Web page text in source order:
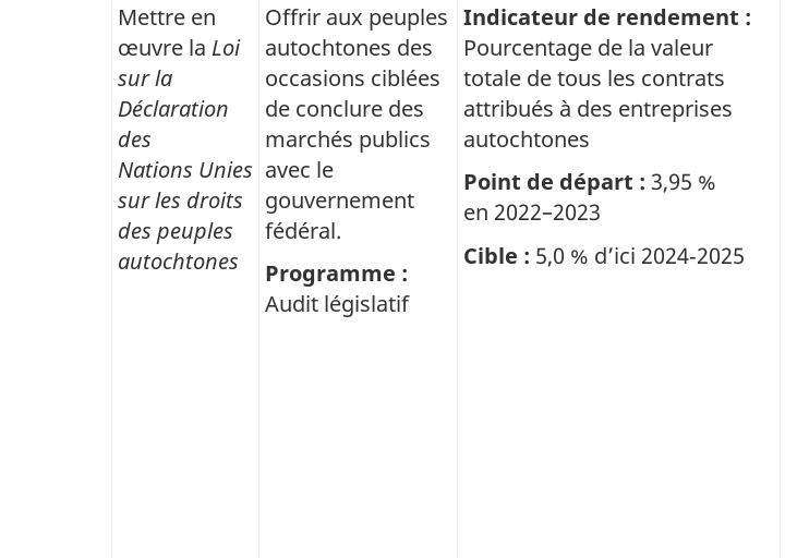
Faire
progresser
la
réconciliation
avec
les
communautés
Mettre en
œuvre la Loi
sur la
Déclaration
des
Nations Unies
sur les droits
des peuples
autochtones
Offrir aux peuples
autochtones des
occasions ciblées
de conclure des
marchés publics
avec le
gouvernement
fédéral.
Programme :
Audit législatif
Indicateur de rendement :
Pourcentage de la valeur
totale de tous les contrats
attribués à des entreprises
autochtones
Point de départ : 3,95 %
en 2022–2023
Cible : 5,0 % d’ici 2024‑2025